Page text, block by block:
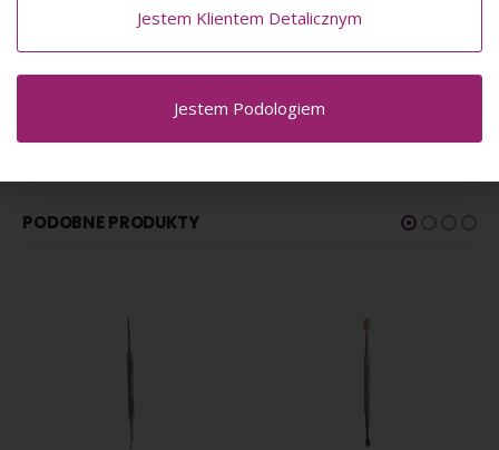
Narzędzia podologiczneKiehlobjęte są aż5-letnią
gwarancją. W dodatku, producent gwarantuje, że jego
narzędzia medyczne są wolne od wszelkich wad oraz
PODOBNE PRODUKTY
Jestem Klientem Detalicznym
Jestem Podologiem